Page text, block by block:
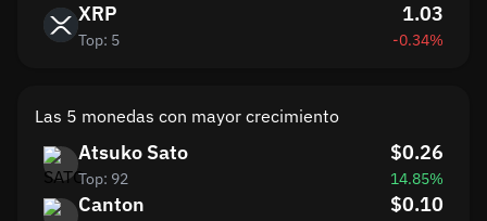
XRP
Top: 5
1.03
-0.34%
Las 5 monedas con mayor crecimiento
Atsuko Sato
Top: 92
$0.26
14.85%
Canton $0.10